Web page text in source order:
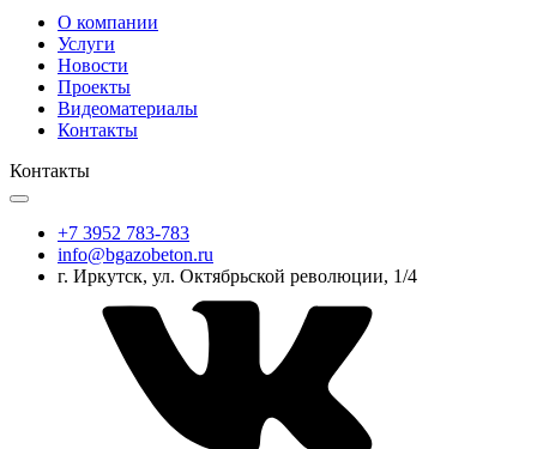
О компании
Услуги
Новости
Проекты
Видеоматериалы
Контакты
Контакты
+7 3952 783-783
info@bgazobeton.ru
г. Иркутск, ул. Октябрьской революции, 1/4